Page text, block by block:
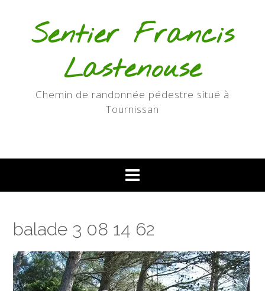
Sentier Francis
Lastenouse
Chemin de randonnée pédestre situé à
Tournissan
balade 3 08 14 62